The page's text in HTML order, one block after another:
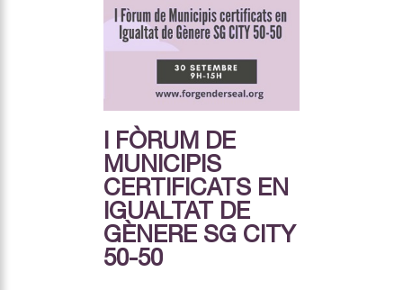
I FÒRUM DE
MUNICIPIS
CERTIFICATS EN
IGUALTAT DE
GÈNERE SG CITY
50-50